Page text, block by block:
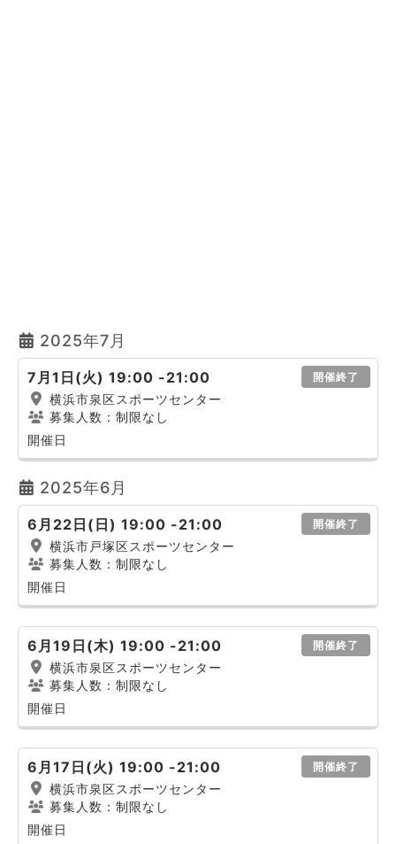
2025年7月
7月1日(火) 19:00 -21:00 開催終了
横浜市泉区スポーツセンター
募集人数：制限なし
開催日
2025年6月
6月22日(日) 19:00 -21:00 開催終了
横浜市戸塚区スポーツセンター
募集人数：制限なし
開催日
6月19日(木) 19:00 -21:00 開催終了
横浜市泉区スポーツセンター
募集人数：制限なし
開催日
6月17日(火) 19:00 -21:00 開催終了
横浜市泉区スポーツセンター
募集人数：制限なし
開催日